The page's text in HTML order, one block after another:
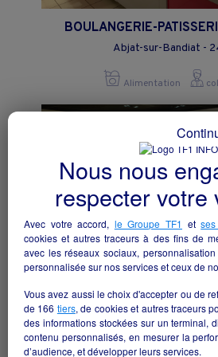
BOULANGERIE-
Abjat-sur-Bandiat -
Alimentation
Reprise supérette
Bordes - 64510
Nous nous
respecter votre
Avec votre accord, le Groupe TF1 et
cookies et autres traceurs à des fins de
avec les réseaux sociaux,
personnalisée sur nos services et ceux de
Vous avez aussi le choix d'accepter ou de
de 166 tiers, de cookies et autres traceurs
des informations stockées sur un terminal,
contenu personnalisés, en mesurer la
d’audience, et développer leurs services.